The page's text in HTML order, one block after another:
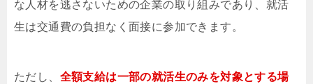
な人材を逃さないための企業の取り組みであり、就活
生は交通費の負担なく面接に参加できます。
ただし、 全額支給は一部の就活生のみを対象とする場